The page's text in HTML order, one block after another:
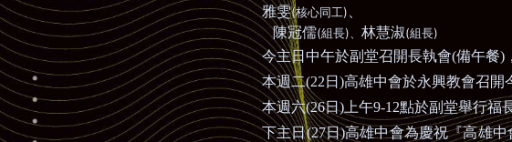
雅雯(核心同工)
陳冠儒(組長)、 林慧淑(組長)
今主日中午於副堂召開長執會(備午餐)
本週二(22 日 )高雄中會於永興教會召開
本週六(26日)上午9-12點於副堂舉行福
下主日(27日)高雄中會為慶祝『高雄中